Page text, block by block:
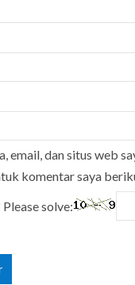
email, dan situs web
komentar saya
solve: